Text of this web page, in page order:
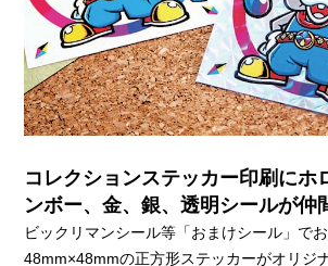
コレクションステッカー印刷にホ
ンボー、金、銀、透明シールが仲
ビックリマンシール等「おまけシール」で
48mm×48mmの正方形ステッカーがオリジ